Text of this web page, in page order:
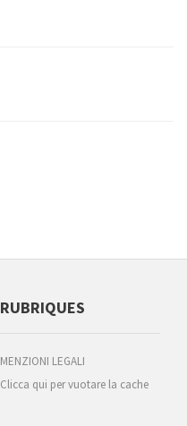
RUBRIQUES
MENZIONI LEGALI
Clicca qui per vuotare la cache